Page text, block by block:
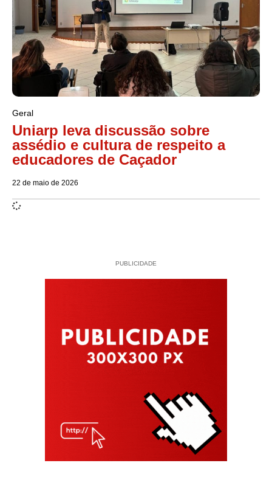
Geral
Uniarp leva discussão sobre
assédio e cultura de respeito a
educadores de Caçador
22 de maio de 2026
PUBLICIDADE